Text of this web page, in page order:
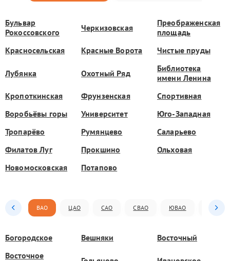
Бульвар
Рокоссовского
Черкизовская
Преображенская
площадь
Красносельская
Красные Ворота Чистые пруды
Лубянка Охотный Ряд
Библиотека
имени Ленина
Кропоткинская
Фрунзенская
Спортивная
Воробьёвы горы
Университет
Юго-Западная
Тропарёво
Румянцево
Саларьево
Филатов Луг
Прокшино
Ольховая
Новомосковская
Потапово
ВАО ЦАО САО СВАО ЮВАО ЮАО
Богородское Вешняки
Восточный
Восточное